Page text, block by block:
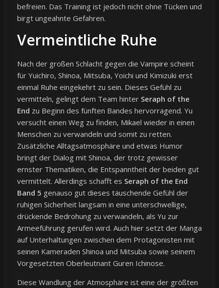
befreien. Das Training ist jedoch nicht ohne Tücken und
birgt ungeahnte Gefahren.
Vermeintliche Ruhe
Nach der großen Schlacht gegen die Vampire scheint
für Yuichiro, Shinoa, Mitsuba, Yoichi und Kimizuki erst
einmal Ruhe eingekehrt zu sein. Dieses Gefühl zu
vermitteln, gelingt dem Team hinter Seraph of the
End zu Beginn des fünften Bandes hervorragend. Yu
versucht einen Weg zu finden, Mikael wieder in einen
Menschen zu verwandeln und somit zu retten.
Zusätzliche Alltagsatmosphäre und etwas Humor
bringt der Dialog mit Shinoa, der trotz gewisser
ernster Thematiken, die Entspanntheit der beiden gut
vermittelt. Allerdings schafft es Seraph of the End
Band 5 genauso gut dieses täuschende Gefühl der
ruhigen Sicherheit langsam in eine unterschwellige,
drückende Bedrohung zu verwandeln, als Yu zur
Armeeführung gerufen wird. Auch hier setzt der Manga
auf Unterhaltungen zwischen dem Protagonisten mit
seinen Kameraden Shinoa und Mitsuba sowie seinem
Vorgesetzten Oberleutnant Guren Ichinose.
Diese Wandlung der Atmosphäre ist eine der größten